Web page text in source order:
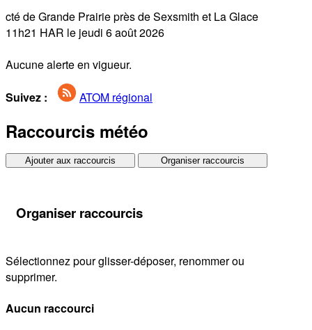
cté de Grande Prairie près de Sexsmith et La Glace
11h21 HAR le jeudi 6 août 2026
Aucune alerte en vigueur.
Suivez : ATOM régional
Raccourcis météo
Ajouter aux raccourcis Organiser raccourcis
Organiser raccourcis
Sélectionnez pour glisser-déposer, renommer ou
supprimer.
Aucun raccourci